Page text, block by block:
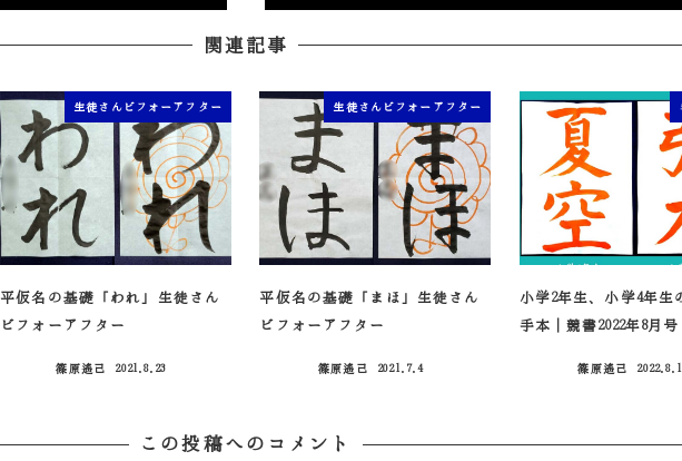
関連記事
生徒さんビフォーアフター
平仮名の基礎「われ」生徒さん
ビフォーアフター
篠原遙己
2021.8.23
生徒さんビフォーアフター
平仮名の基礎「まほ」生徒さん
ビフォーアフター
篠原遙己
2021.7.4
小学2年生、小学4年生
手本｜競書2022年8月号
篠原遙己
2022.8.1
この投稿へのコメント